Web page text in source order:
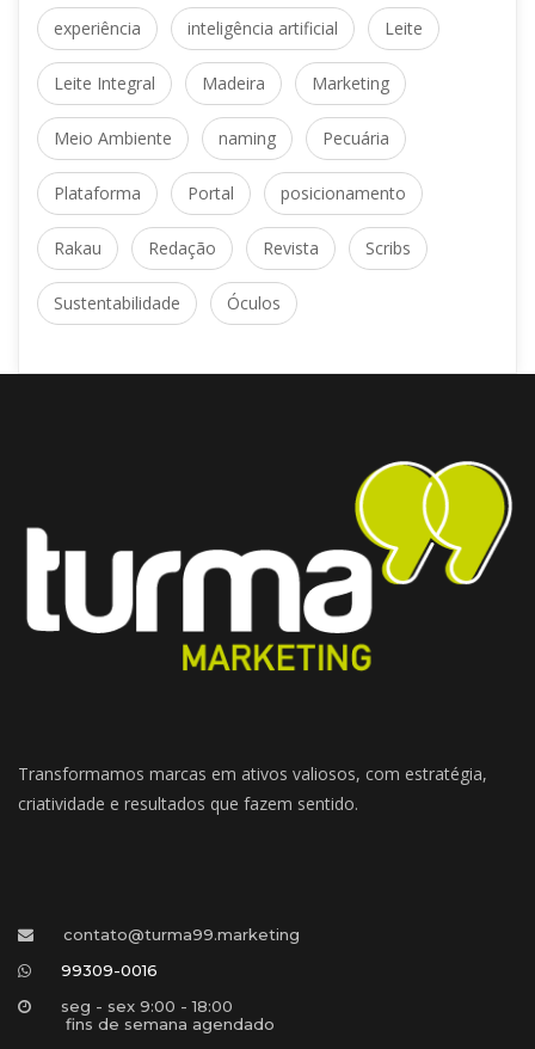
experiência inteligência artificial Leite
Leite Integral Madeira Marketing
Meio Ambiente naming Pecuária
Plataforma Portal posicionamento
Rakau Redação Revista Scrib
Sustentabilidade Óculo
Transformamos marcas em ativos valiosos, com estratégia,
criatividade e resultados que fazem sentido.
contato@turma99.marketing
99309-0016
eg - sex 9:00 - 18:00
fins de semana agendado